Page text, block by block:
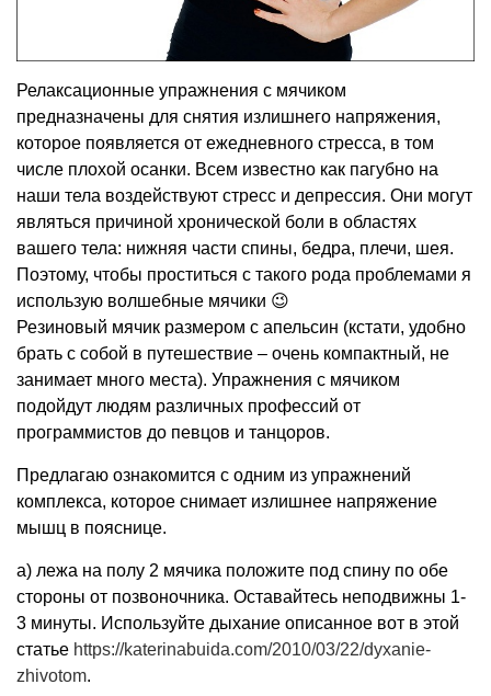
Релаксационные упражнения с мячиком
предназначены для снятия излишнего напряжения,
которое появляется от ежедневного стресса, в том
числе плохой осанки. Всем известно как пагубно на
наши тела воздействуют стресс и депрессия. Они могут
являться причиной хронической боли в областях
вашего тела: нижняя части спины, бедра, плечи, шея.
Поэтому, чтобы проститься с такого рода проблемами я
использую волшебные мячики 😉
Резиновый мячик размером с апельсин (кстати, удобно
брать с собой в путешествие – очень компактный, не
занимает много места). Упражнения с мячиком
подойдут людям различных профессий от
программистов до певцов и танцоров.
Предлагаю ознакомится с одним из упражнений
комплекса, которое снимает излишнее напряжение
мышц в пояснице.
а) лежа на полу 2 мячика положите под спину по обе
стороны от позвоночника. Оставайтесь неподвижны 1-
3 минуты. Используйте дыхание описанное вот в этой
статье https://katerinabuida.com/2010/03/22/dyxanie-
zhivotom.